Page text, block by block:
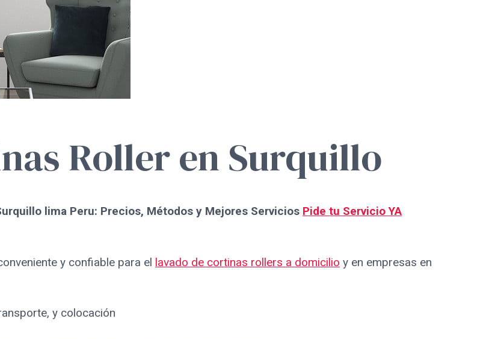
Roller en Surquillo
lima Peru: Precios, Métodos y Mejores Servicios Pide tu Servicio YA
y confiable para el lavado de cortinas rollers a domicilio y en empresas en
y colocación